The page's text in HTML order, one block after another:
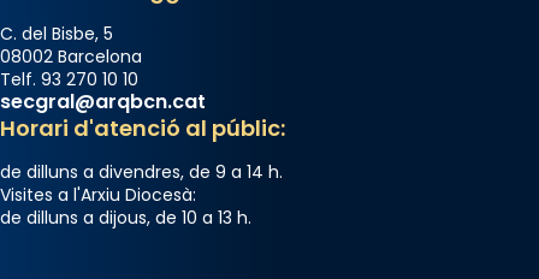
Photo
View on Facebook
Arquebisbat de Barcelona
2 weeks ago
Memòria de les santes Juliana i
C. del Bisbe, 5
08002 Barcelona
Telf. 93 270 10 10
secgral@arqbcn.cat
Horari d'atenció al públic:
de dilluns a divendres, de 9 a 14 h.
Visites a l'Arxiu Diocesà:
de dilluns a dijous, de 10 a 13 h.